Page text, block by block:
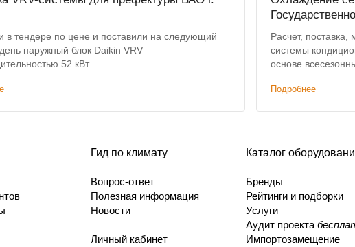
в тендере по цене и поставили на следующий
наружный блок Daikin VRV
52 кВт
Расчет,
системы
основе
Подробнее
Гид по климату
Вопрос-ответ
Полезная информация
Новости
Личный кабинет
Каталог
Бренды
Рейтинги и подборки
Услуги
Аудит проекта
Импортозамещение